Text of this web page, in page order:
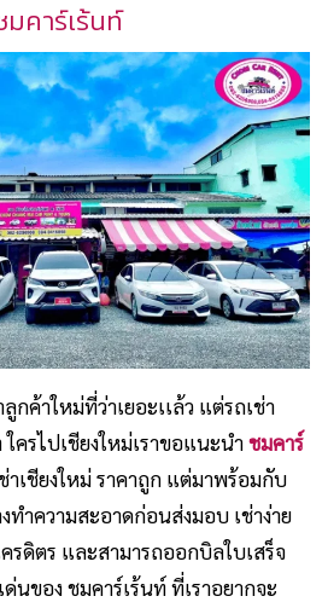
มคาร์เร้นท์
กค้าใหม่ที่ว่าเยอะเเล้ว แต่รถเช่า
ครไปเชียงใหม่เราขอแนะนำชมคาร์
าเชียงใหม่ ราคาถูก แต่มาพร้อมกับ
ทำความสะอาดก่อนส่งมอบ เช่าง่าย
รดิตร และสามารถออกบิลใบเสร็จ
นของ ชมคาร์เร้นท์ ที่เราอยากจะ